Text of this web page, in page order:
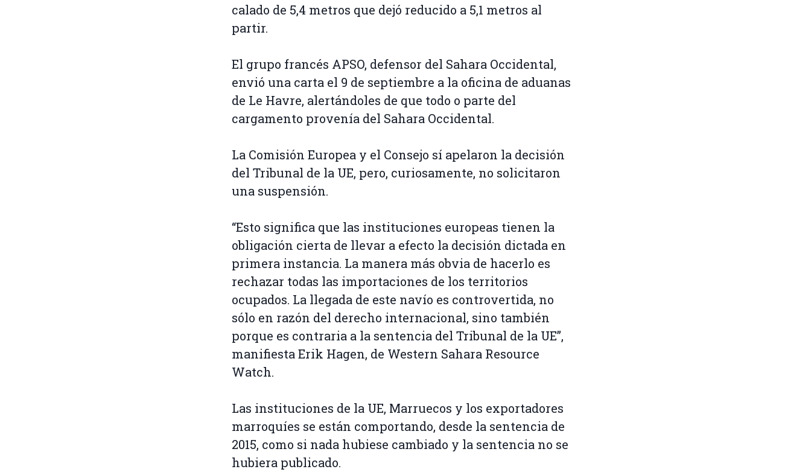
calado de 5,4 metros que dejó reducido a 5,1 metros al
partir.
El grupo francés APSO, defensor del Sahara Occidental,
envió una carta el 9 de septiembre a la oficina de aduanas
de Le Havre, alertándoles de que todo o parte del
cargamento provenía del Sahara Occidental.
La Comisión Europea y el Consejo sí apelaron la decisión
del Tribunal de la UE, pero, curiosamente, no solicitaron
una suspensión.
“Esto significa que las instituciones europeas tienen la
obligación cierta de llevar a efecto la decisión dictada en
primera instancia. La manera más obvia de hacerlo es
rechazar todas las importaciones de los territorios
ocupados. La llegada de este navío es controvertida, no
sólo en razón del derecho internacional, sino también
porque es contraria a la sentencia del Tribunal de la UE”,
manifiesta Erik Hagen, de Western Sahara Resource
Watch.
Las instituciones de la UE, Marruecos y los exportadores
marroquíes se están comportando, desde la sentencia de
2015, como si nada hubiese cambiado y la sentencia no se
hubiera publicado.